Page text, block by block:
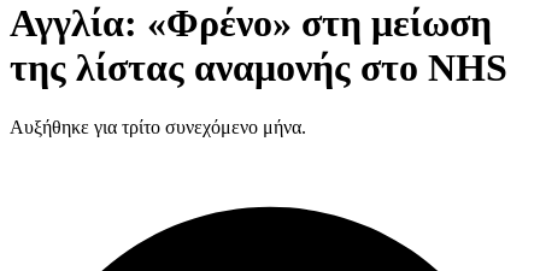
Αγγλία: «Φρένο» στη μείωση
της λίστας αναμονής στο NHS
Αυξήθηκε για τρίτο συνεχόμενο μήνα.